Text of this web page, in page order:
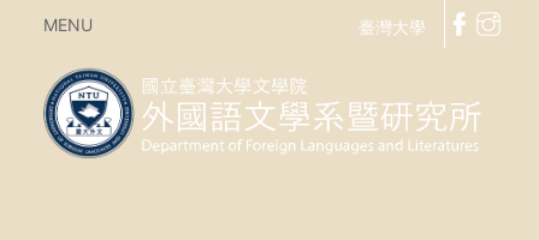
MENU 臺灣大學